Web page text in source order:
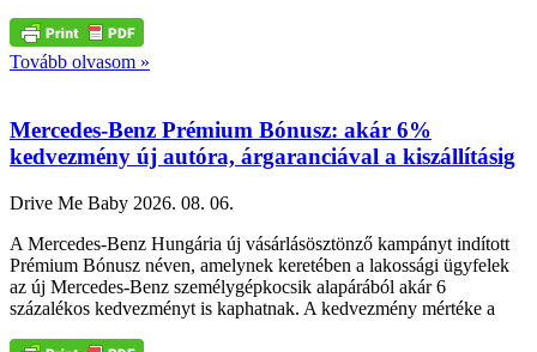
Tovább olvasom »
Mercedes-Benz Prémium Bónusz: akár 6%
kedvezmény új autóra, árgaranciával a kiszállításig
Drive Me Baby 2026. 08. 06.
A Mercedes-Benz Hungária új vásárlásösztönző kampányt indított
Prémium Bónusz néven, amelynek keretében a lakossági ügyfelek
az új Mercedes-Benz személygépkocsik alapárából akár 6
százalékos kedvezményt is kaphatnak. A kedvezmény mértéke a